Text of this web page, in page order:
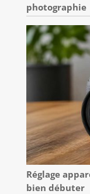
photographie
Réglage
bien débuter